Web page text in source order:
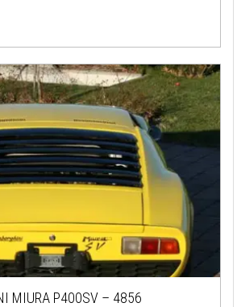
MIURA P400SV – 4856